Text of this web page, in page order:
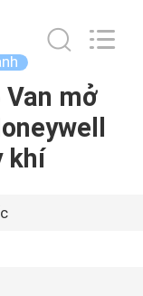
Van mở
khí